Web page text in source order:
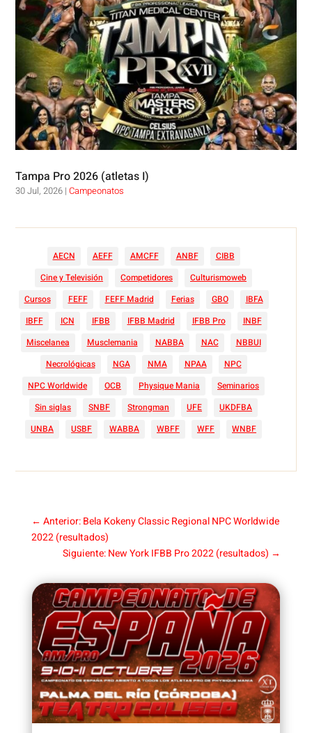
Tampa Pro 2026 (atletas I)
30 Jul, 2026 |Campeonatos
AECN AEFF AMCFF ANBF
CIBB
Cine y Televisión
Competidores
Culturismoweb
Cursos
FEFF FEFF Madrid Ferias GBO
IBFA
IBFF
ICN IFBB IFBB Madrid IFBB Pro
INBF
Miscelanea
Musclemania NABBA NAC
NBBUI
Necrológicas
NGA NMA NPAA
NPC
NPC Worldwide
OCB Physique Mania
Seminarios
Sin siglas
SNBF Strongman UFE
UKDFBA
UNBA
USBF WABBA WBFF WFF WNBF
← Anterior: Bela Kokeny Classic Regional NPC Worldwide
2022 (resultados)
Siguiente: New York IFBB Pro 2022 (resultados) →